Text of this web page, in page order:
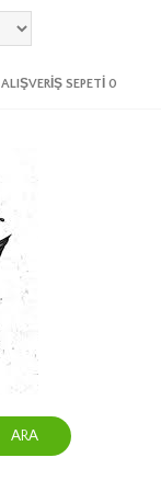
ALIŞVERIŞ SEPETI 0
ARA